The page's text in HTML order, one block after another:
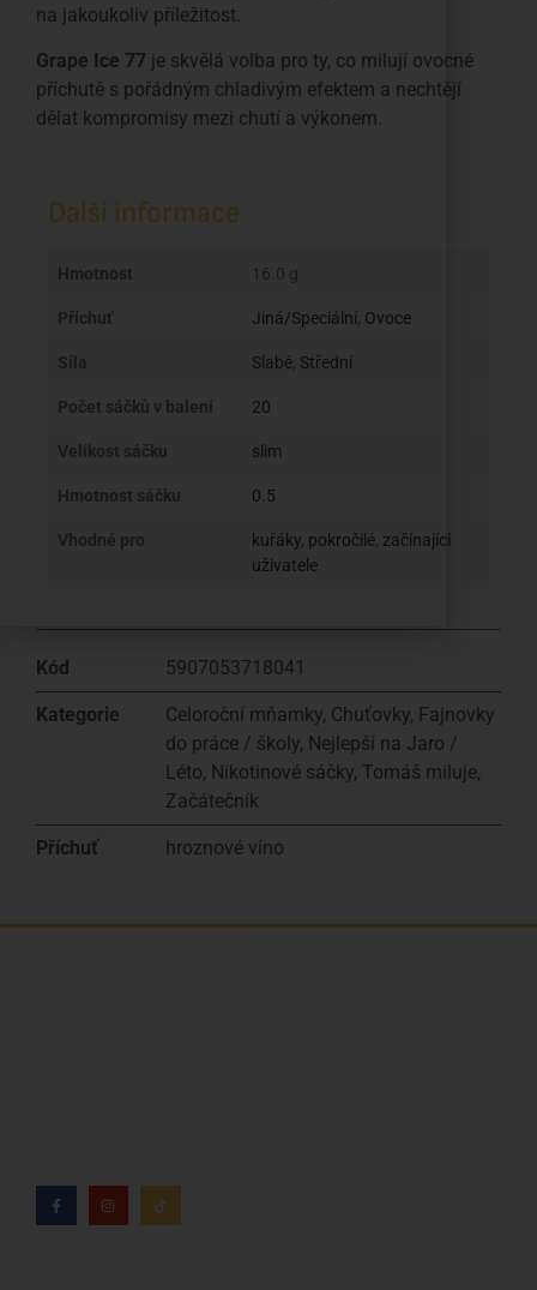
na jakoukoliv příležitost.
Grape Ice 77 je skvělá volba pro ty, co milují ovocné
příchutě s pořádným chladivým efektem a nechtějí
dělat kompromisy mezi chutí a výkonem.
Další informace
Hmotnost 16.0 g
Příchuť Jiná/Speciální, Ovoce
Síla Slabé, Střední
Počet sáčků v balení 20
Velikost sáčku slim
Hmotnost sáčku 0.5
Vhodné pro kuřáky, pokročilé, začínající
uživatele
Kód 5907053718041
Kategorie Celoroční mňamky, Chuťovky, Fajnovky
do práce / školy, Nejlepší na Jaro /
Léto, Nikotinové sáčky, Tomáš miluje,
Začátečník
Příchuť hroznové víno